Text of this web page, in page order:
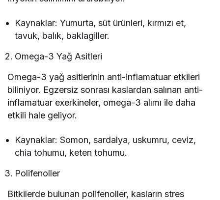
Kaynaklar: Yumurta, süt ürünleri, kırmızı et,
tavuk, balık, baklagiller.
Omega-3 Yağ Asitleri
Omega-3 yağ asitlerinin anti-inflamatuar etkileri
biliniyor. Egzersiz sonrası kaslardan salınan anti-
inflamatuar exerkineler, omega-3 alımı ile daha
etkili hale geliyor.
Kaynaklar: Somon, sardalya, uskumru, ceviz,
chia tohumu, keten tohumu.
Polifenoller
Bitkilerde bulunan polifenoller, kasların stres